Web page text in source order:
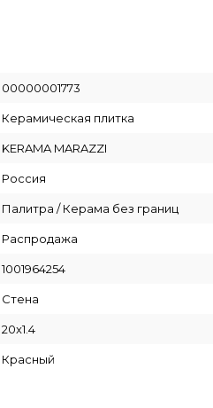
00000001773
Керамическая плитка
KERAMA MARAZZI
Россия
Палитра / Керама без границ
Распродажа
1001964254
Стена
20x1.4
Красный